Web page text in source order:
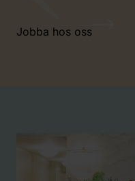
Jobba hos oss